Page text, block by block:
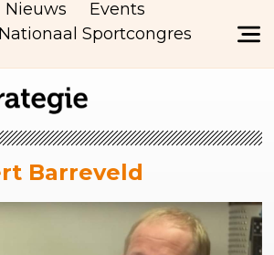
Nieuws
Events
Sportcongres
Barreveld